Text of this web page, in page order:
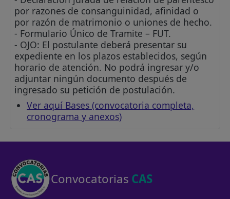
por razones de consanguinidad, afinidad o
por razón de matrimonio o uniones de hecho.
- Formulario Único de Tramite – FUT.
- OJO: El postulante deberá presentar su
expediente en los plazos establecidos, según
horario de atención. No podrá ingresar y/o
adjuntar ningún documento después de
ingresado su petición de postulación.
Ver aquí Bases (convocatoria completa,
cronograma y anexos)
Convocatorias CAS